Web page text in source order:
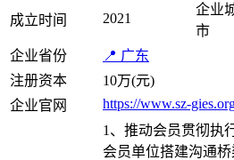
成立时间 2021
企业
市
企业省份
📍 广东
注册资本
10万(元)
企业官网
https://www.sz-
1、推动会员贯彻执
会员单位搭建沟通桥